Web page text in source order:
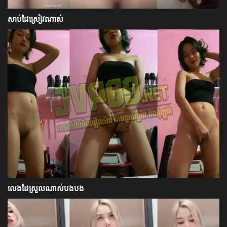
សាប់ដៃស្រៀវណាស់
លេងដៃស្រួលណាស់បងបង